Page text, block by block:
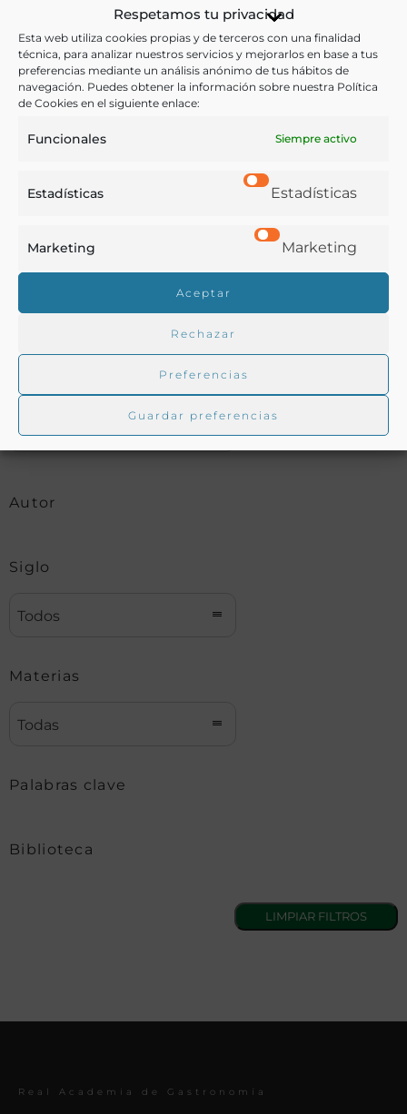
Respetamos tu privacidad
Esta web utiliza cookies propias y de terceros con una finalidad
técnica, para analizar nuestros servicios y mejorarlos en base a tus
preferencias mediante un análisis anónimo de tus hábitos de
navegación. Puedes obtener la información sobre nuestra Política
de Cookies en el siguiente enlace:
Funcionales Siempre activo
Estadísticas Estadísticas
Marketing Marketing
Aceptar
Rechazar
Preferencias
Guardar preferencias
Carnes,Conservación,Economía doméstica,
Maquinaria
Buscar en la biblioteca
Biblioteca digital Duque de Ahumada
Autor
Siglo
Todos
Materias
Todas
Palabras clave
Biblioteca
Real Academia de Gastronomía